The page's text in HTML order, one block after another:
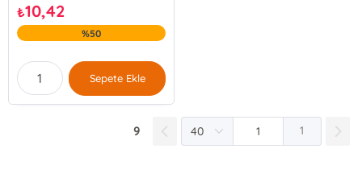
₺10,42
%50
Sepete Ekle
9 1